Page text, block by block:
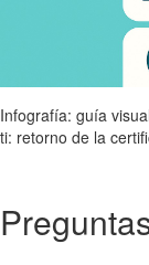
Infografía: guía
ti: retorno de la